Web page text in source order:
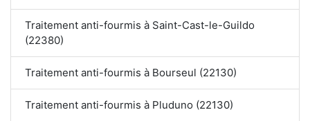
Traitement anti-fourmis à Saint-Cast-le-Guildo
(22380)
Traitement anti-fourmis à Bourseul (22130)
Traitement anti-fourmis à Pluduno (22130)